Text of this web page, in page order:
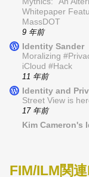
Whitepaper
MassDOT
9 年前
Identity Sander
Moralizing
iCloud #Hack
11 年前
Identity and
Street View is
17 年前
Kim Cameron's
FIM/ILM関